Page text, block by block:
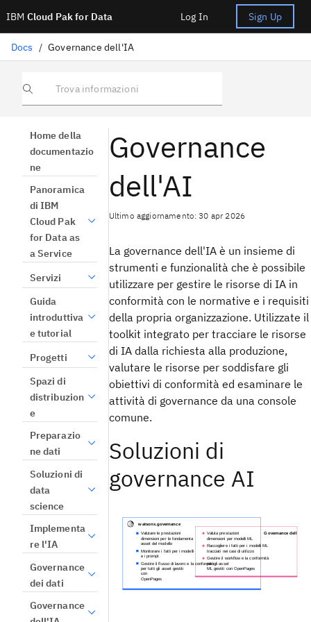
IBM Cloud Pak for Data Log In Sign Up
Docs / Governance dell'IA
Trova informazioni
Home della
documentazio
ne
Panoramica
di IBM
Cloud Pak
for Data as
a Service
Servizi
Guida
introduttiva
e tutorial
Progetti
Spazi di
distribuzion
e
Preparazio
ne dati
Soluzioni di
data
science
Implementa
re l'IA
Governance
dei dati
Governance
Governance
dell'AI
Ultimo aggiornamento: 30 apr 2026
La governance dell'IA è un insieme di
strumenti e funzionalità che è possibile
utilizzare per gestire le risorse di IA in
conformità con le normative e i requisiti
della propria organizzazione. Utilizzate il
toolkit integrato per tracciare le risorse
di IA dalla richiesta alla produzione,
valutare le risorse per soddisfare gli
obiettivi di conformità ed esaminare le
attività di governance da una console
comune.
Soluzioni di
governance AI